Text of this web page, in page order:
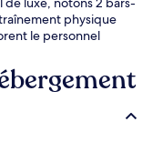
physique
le personnel
trouve à 6 minutes et